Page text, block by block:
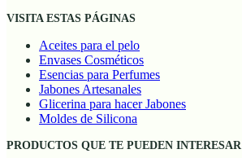
VISITA ESTAS PÁGINAS
Aceites para el pelo
Envases Cosméticos
Esencias para Perfumes
Jabones Artesanales
Glicerina para hacer Jabones
Moldes de Silicona
PRODUCTOS QUE TE PUEDEN INTERESAR